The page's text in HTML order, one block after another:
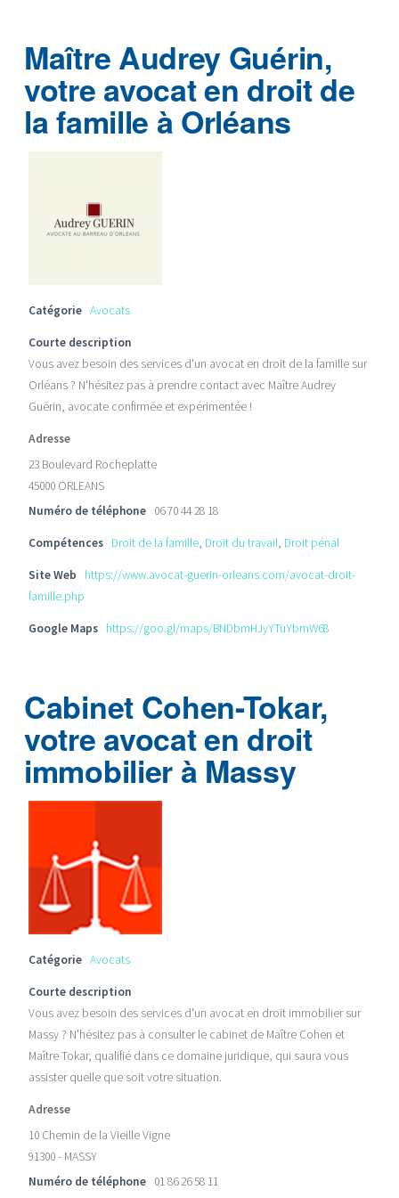
Maître Audrey Guérin,
votre avocat en droit de
la famille à Orléans
Catégorie Avocats
Courte description
Vous avez besoin des services d'un avocat en droit de la famille sur
Orléans ? N'hésitez pas à prendre contact avec Maître Audrey
Guérin, avocate confirmée et expérimentée !
Adresse
23 Boulevard Rocheplatte
45000 ORLEANS
Numéro de téléphone 06 70 44 28 18
Compétences Droit de la famille, Droit du travail, Droit pénal
Site Web
https://www.avocat-guerin-orleans.com/avocat-droit-
famille.php
Google Maps https://goo.gl/maps/BNDbmHJyYTuYbmW68
Cabinet Cohen-Tokar,
votre avocat en droit
immobilier à Massy
Catégorie Avocats
Courte description
Vous avez besoin des services d'un avocat en droit immobilier sur
Massy ? N'hésitez pas à consulter le cabinet de Maître Cohen et
Maître Tokar, qualifié dans ce domaine juridique, qui saura vous
assister quelle que soit votre situation.
Adresse
10 Chemin de la Vieille Vigne
91300 - MASSY
Numéro de téléphone 01 86 26 58 11